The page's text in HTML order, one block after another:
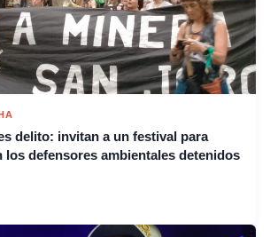
delito: invitan a un festival para
los defensores ambientales detenidos